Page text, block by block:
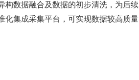
构数据融合及数据的初步清洗，为后
化集成采集平台，可实现数据较高质量